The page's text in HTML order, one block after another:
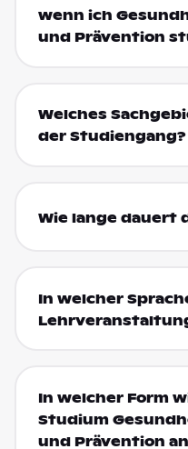
wenn ich
und Prävention
Welches
der Studiengang?
Wie lange dauert
In welcher
In welcher Form
Studium
und Prävention